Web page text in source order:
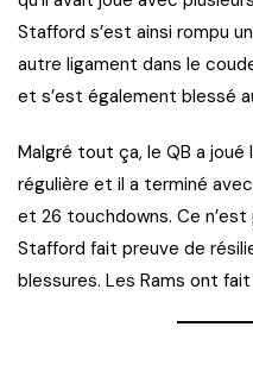
Stafford s’est ainsi rompu
autre ligament dans le
et s’est également blessé
Malgré tout ça, le QB a joué
régulière et il a terminé
et 26 touchdowns. Ce
Stafford fait preuve de
blessures. Les Rams ont